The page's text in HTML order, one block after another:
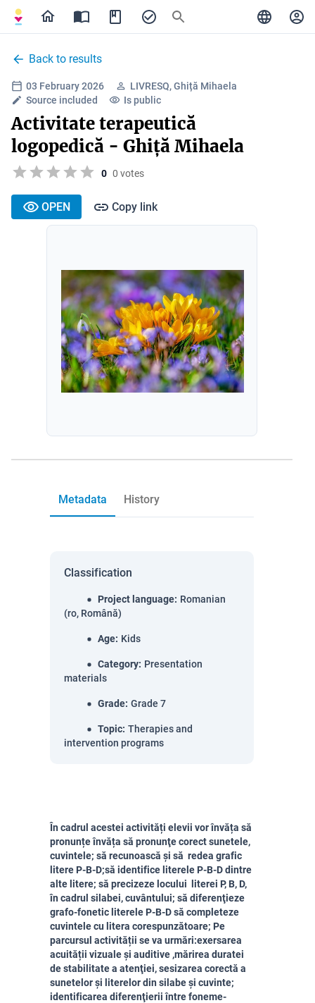
Back to results
03 February 2026
LIVRESQ, Ghiță Mihaela
Source included
Is public
Activitate terapeutică
logopedică - Ghiță Mihaela
0 0 votes
OPEN Copy link
Metadata History
Classification
Project language: Romanian
(ro, Română)
Age: Kids
Category: Presentation
materials
Grade: Grade 7
Topic: Therapies and
intervention programs
În cadrul acestei activități elevii vor învăța să
pronunțe învăța să pronunţe corect sunetele,
cuvintele; să recunoască și să redea grafic
litere P-B-D;să identifice literele P-B-D dintre
alte litere; să precizeze locului literei P, B, D,
în cadrul silabei, cuvântului; să diferenţieze
grafo-fonetic literele P-B-D să completeze
cuvintele cu litera corespunzătoare; Pe
parcursul activității se va urmări:exersarea
acuității vizuale și auditive ,mărirea duratei
de stabilitate a atenţiei, sesizarea corectă a
sunetelor și literelor din silabe și cuvinte;
identificarea diferenţierii între foneme-